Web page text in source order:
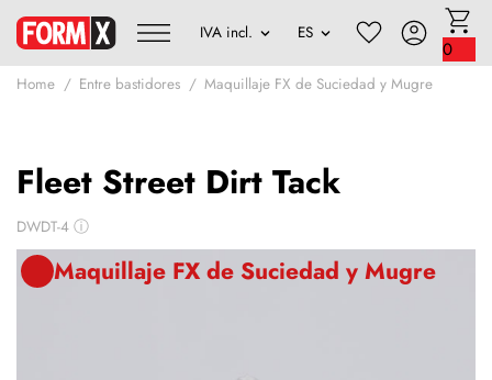
0
Home Entre bastidores Maquillaje FX de Suciedad y Mugre
Fleet Street Dirt Tack
DWDT-4 ⓘ
Maquillaje FX de Suciedad y Mugre